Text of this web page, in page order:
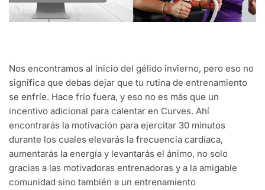
Nos encontramos al inicio del gélido invierno, pero eso no
significa que debas dejar que tu rutina de entrenamiento
se enfríe. Hace frío fuera, y eso no es más que un
incentivo adicional para calentar en Curves. Ahí
encontrarás la motivación para ejercitar 30 minutos
durante los cuales elevarás la frecuencia cardíaca,
aumentarás la energía y levantarás el ánimo, no solo
gracias a las motivadoras entrenadoras y a la amigable
comunidad sino también a un entrenamiento